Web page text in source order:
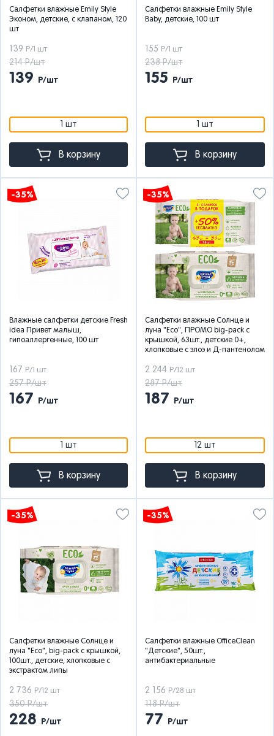
Салфетки влажные Emily Style
Эконом, детские, с клапаном, 120
шт
139 Р/1 шт
214 Р/шт
139 Р/шт
1 шт
В корзину
Салфетки влажные Emily Style
Baby, детские, 100 шт
155 Р/1 шт
238 Р/шт
155 Р/шт
1 шт
В корзину
-35%
Влажные салфетки детские Fresh
idea Привет малыш,
гипоаллергенные, 100 шт
167 Р/1 шт
257 Р/шт
167 Р/шт
1 шт
В корзину
-35%
Салфетки влажные Солнце и
луна "Eco", ПРОМО big-pack с
крышкой, 63шт., детские 0+,
хлопковые с элоэ и Д-пантенолом
2 244 Р/12 шт
287 Р/шт
187 Р/шт
12 шт
В корзину
-35%
Салфетки влажные Солнце и
луна "Eco", big-pack с крышкой,
100шт., детские, хлопковые с
экстрактом липы
2 736 Р/12 шт
350 Р/шт
228 Р/шт
-35%
Салфетки влажные OfficeClean
"Детские", 50шт.,
антибактериальные
2 156 Р/28 шт
118 Р/шт
77 Р/шт